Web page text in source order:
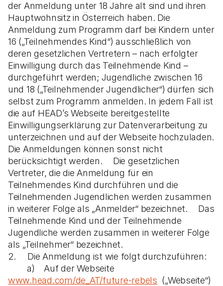
der Anmeldung unter 18 Jahre alt sind und ihren
Hauptwohnsitz in Österreich haben. Die
Anmeldung zum Programm darf bei Kindern unter
16 („Teilnehmendes Kind“) ausschließlich von
deren gesetzlichen Vertretern – nach erfolgter
Einwilligung durch das Teilnehmende Kind –
durchgeführt werden; Jugendliche zwischen 16
und 18 („Teilnehmender Jugendlicher“) dürfen sich
selbst zum Programm anmelden. In jedem Fall ist
die auf HEAD’s Webseite bereitgestellte
Einwilligungserklärung zur Datenverarbeitung zu
unterzeichnen und auf der Webseite hochzuladen.
Die Anmeldungen können sonst nicht
berücksichtigt werden. Die gesetzlichen
Vertreter, die die Anmeldung für ein
Teilnehmendes Kind durchführen und die
Teilnehmenden Jugendlichen werden zusammen
in weiterer Folge als „Anmelder“ bezeichnet. Das
Teilnehmende Kind und der Teilnehmende
Jugendliche werden zusammen in weiterer Folge
als „Teilnehmer“ bezeichnet.
2. Die Anmeldung ist wie folgt durchzuführen:
a) Auf der Webseite
www.head.com/de_AT/future-rebels („Webseite“)